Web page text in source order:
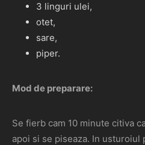
3 linguri ulei,
otet,
sare,
piper.
Mod de preparare:
Se fierb cam 10 minute citiva
apoi si se piseaza. In usturoiul